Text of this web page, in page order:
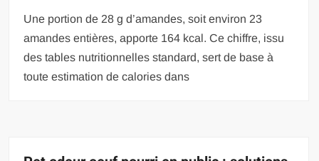
Une portion de 28 g d’amandes, soit environ 23
amandes entières, apporte 164 kcal. Ce chiffre, issu
des tables nutritionnelles standard, sert de base à
toute estimation de calories dans